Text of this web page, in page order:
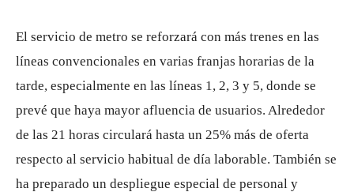
El servicio de metro se reforzará con más trenes en las
líneas convencionales en varias franjas horarias de la
tarde, especialmente en las líneas 1, 2, 3 y 5, donde se
prevé que haya mayor afluencia de usuarios. Alrededor
de las 21 horas circulará hasta un 25% más de oferta
respecto al servicio habitual de día laborable. También se
ha preparado un despliegue especial de personal y